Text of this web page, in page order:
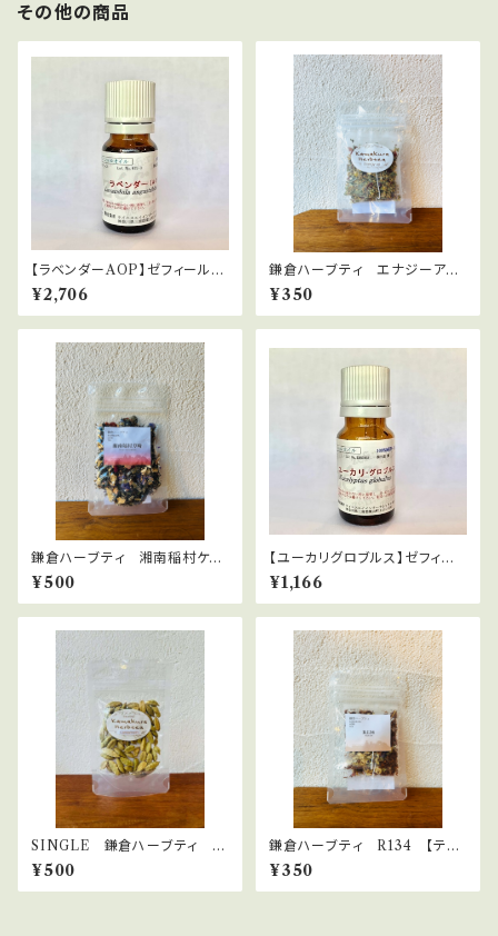
その他の商品
【ラベンダーAOP】ゼフィール
（有機栽培）Lavandula angust
ifolia (vera)
¥2,706
鎌倉ハーブティ エナジーアッ
プ 【ティーバッグ】２.０g×2bag
s
¥350
鎌倉ハーブティ 湘南稲村ケ
崎 10ｇ
¥500
【ユーカリグロブルス】ゼフィー
ル（有機栽培）Eucalyptus glo
bulus
¥1,166
SINGLE 鎌倉ハーブティ グ
リーンカルダモン 15ｇ ネパ
ール直輸入
¥500
鎌倉ハーブティ R134 【ティ
ーバッグ】1.5g×2bags
¥350